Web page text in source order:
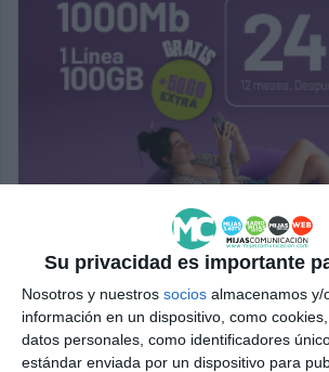
Su privacidad es importante
Nosotros y nuestros socios almacenamos y/
información en un dispositivo, como
datos personales, como identificadores
estándar enviada por un dispositivo para